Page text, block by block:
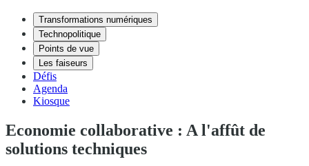
Transformations numériques
Technopolitique
Points de vue
Les faiseurs
Défis
Agenda
Kiosque
Economie collaborative : A l'affût de
solutions techniques